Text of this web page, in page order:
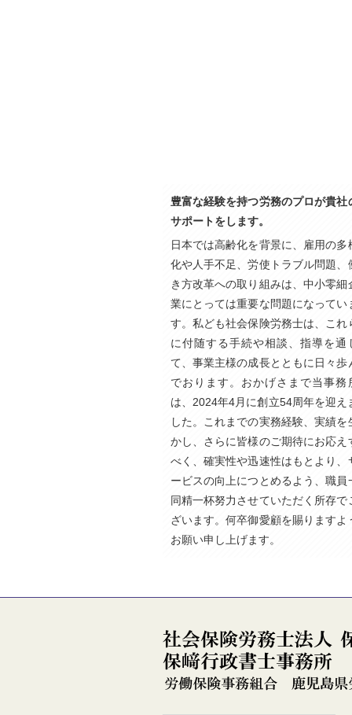
豊富な経験を持つ労務のプロが貴社
サポートをします。
日本では高齢化を背景に、雇用の多
化や人手不足、労使トラブル問題、
き方改革への取り組みは、中小零細
業にとっては重要な問題になってい
す。私ども社会保険労務士は、これ
に付随する手続や相談、指導を通
て、事業主様の成長とともに日々歩
でおります。おかげさまで当事務
は、2024年4月に創立54周年を迎え
した。これまでの実務経験、実績を
かし、さらに皆様のご期待にお応え
べく、確実性や迅速性はもとより、
ービスの向上につとめるよう、職員
同精一杯努力させていただく所存で
ざいます。何卒御愛顧を賜りますよ
お願い申し上げます。